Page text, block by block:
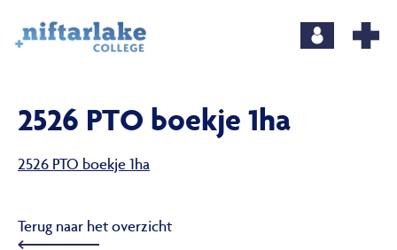
2526 PTO boekje 1ha
2526 PTO boekje 1ha
Terug naar het overzicht